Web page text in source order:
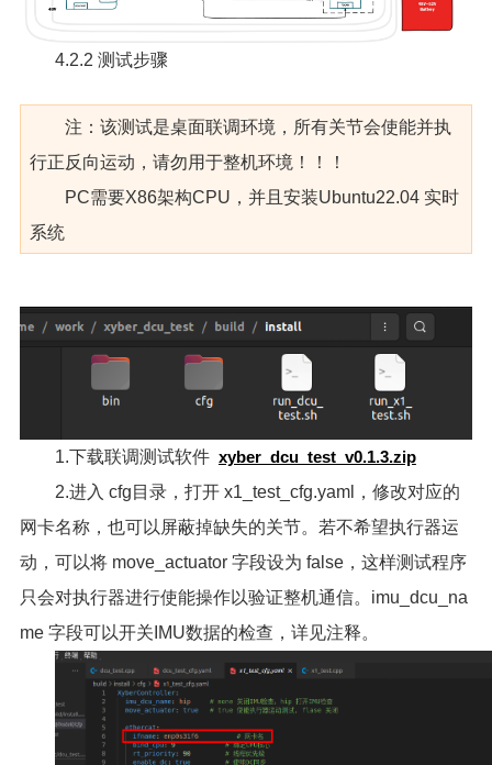
4.2.2 测试步骤
注：该测试是桌面联调环境，所有关节会使能并执
行正反向运动，请勿用于整机环境！！！
PC需要X86架构CPU，并且安装Ubuntu22.04 实时
系统
1.下载联调测试软件 xyber_dcu_test_v0.1.3.zip
2.进入 cfg目录，打开 x1_test_cfg.yaml，修改对应的
网卡名称，也可以屏蔽掉缺失的关节。若不希望执行器运
动，可以将 move_actuator 字段设为 false，这样测试程序
只会对执行器进行使能操作以验证整机通信。imu_dcu_na
me 字段可以开关IMU数据的检查，详见注释。